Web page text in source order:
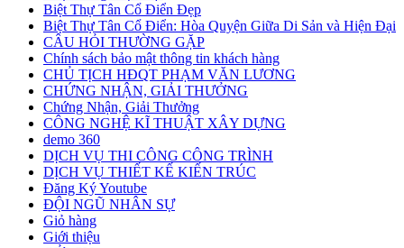
Biệt Thự Tân Cổ Điển Đẹp
Biệt Thự Tân Cổ Điển: Hòa Quyện Giữa Di Sản và Hiện Đại
CÂU HỎI THƯỜNG GẶP
Chính sách bảo mật thông tin khách hàng
CHỦ TỊCH HĐQT PHẠM VĂN LƯƠNG
CHỨNG NHẬN, GIẢI THƯỞNG
Chứng Nhận, Giải Thưởng
CÔNG NGHỆ KĨ THUẬT XÂY DỰNG
demo 360
DỊCH VỤ THI CÔNG CÔNG TRÌNH
DỊCH VỤ THIẾT KẾ KIẾN TRÚC
Đăng Ký Youtube
ĐỘI NGŨ NHÂN SỰ
Giỏ hàng
Giới thiệu